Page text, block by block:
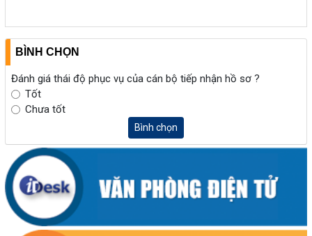
BÌNH CHỌN
Đánh giá thái độ phục vụ của cán bộ tiếp nhận hồ sơ ?
Tốt
Chưa tốt
Bình chọn